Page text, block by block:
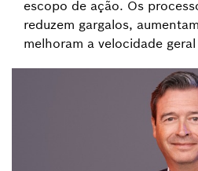
escopo de ação. Os
reduzem gargalos,
melhoram a velocidade